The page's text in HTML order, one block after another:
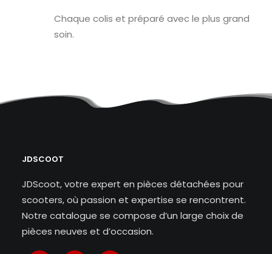
Chaque colis et préparé avec le plus grand
soin.
JDSCOOT
JDScoot, votre expert en pièces détachées pour
scooters, où passion et expertise se rencontrent.
Notre catalogue se compose d’un large choix de
pièces neuves et d’occasion.